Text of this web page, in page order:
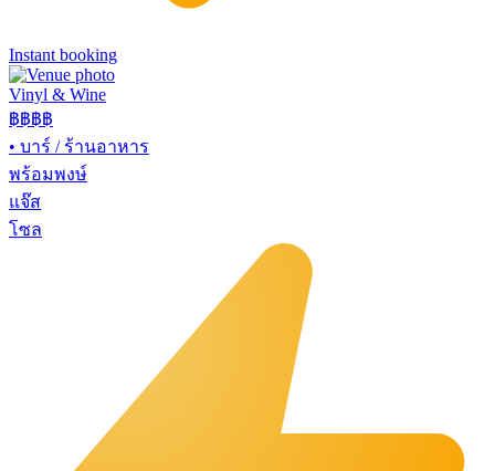
Instant booking
Vinyl & Wine
฿฿฿฿
• บาร์ / ร้านอาหาร
พร้อมพงษ์
แจ๊ส
โซล